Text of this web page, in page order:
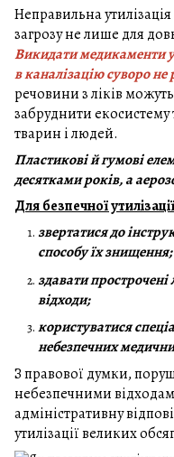
Неправильна
загрозу не лише для
Викидати медикаменти
в каналізацію суворо не
речовини з ліків
забруднити
тварин і людей.
Пластикові й гумові
десятками років, а
Для безпечної
звертатися до
способу їх знищення;
здавати
відходи;
користуватися
небезпечних
З правової думки,
небезпечними
адміністративну
утилізації великих